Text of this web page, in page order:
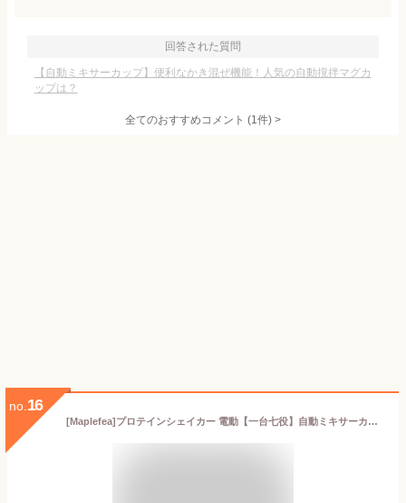
回答された質問
【自動ミキサーカップ】便利なかき混ぜ機能！人気の自動撹拌マグカ
ップは？
全てのおすすめコメント (1件) >
no. 16
[Maplefea]プロテインシェイカー 電動【一台七役】自動ミキサーカップ 自動撹拌機 大容量400ML 磁気撹拌 Type-C充電式ポータブル コードレス 軽量 保温 保冷 漏れ防止 耐熱 静音運転 お茶カッ…